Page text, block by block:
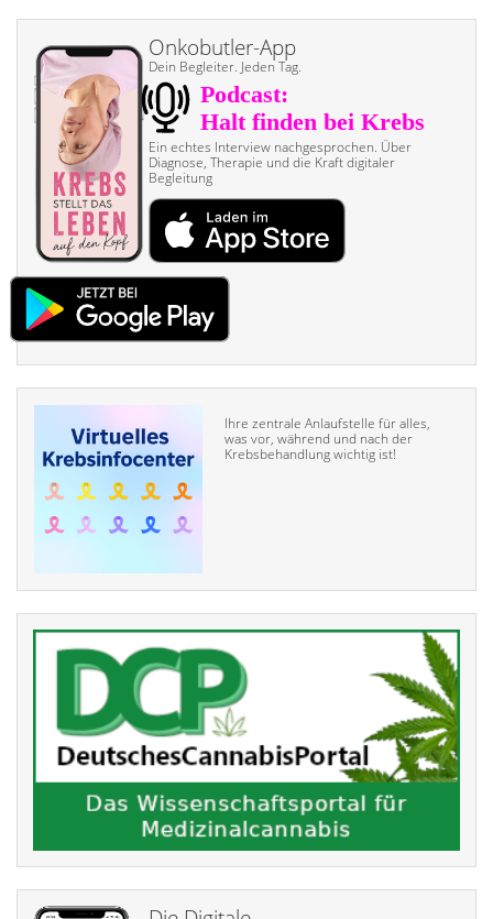
Onkobutler-App
Dein Begleiter. Jeden Tag.
Ein echtes Interview nach­gesprochen. Über
Diagnose, Therapie und die Kraft digitaler
Begleitung
Ihre zentrale Anlaufstelle für alles,
was vor, während und nach der
Krebsbehandlung wichtig ist!